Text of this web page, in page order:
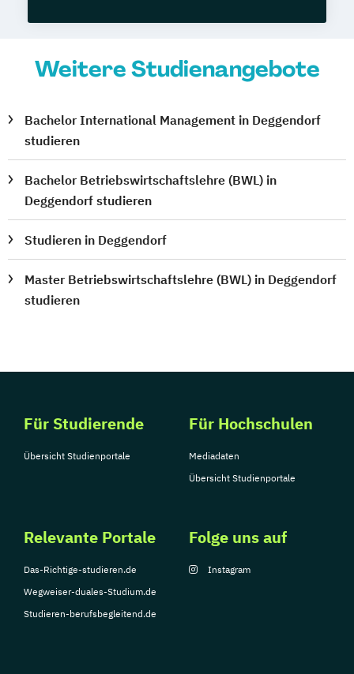
Weitere Studienangebote
Bachelor International Management in Deggendorf
studieren
Bachelor Betriebswirtschaftslehre (BWL) in
Deggendorf studieren
Studieren in Deggendorf
Master Betriebswirtschaftslehre (BWL) in Deggendorf
studieren
Für Studierende
Übersicht Studienportale
Für Hochschulen
Mediadaten
Übersicht Studienportale
Relevante Portale
Das-Richtige-studieren.de
Wegweiser-duales-Studium.de
Studieren-berufsbegleitend.de
Folge uns auf
Instagram